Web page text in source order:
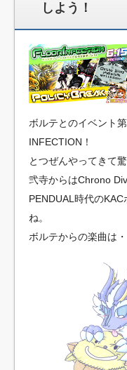
しよう！
ボルテとのイベント
INFECTION！
とつぜんやってきて驚
弐寺からはChrono
PENDUAL時代の
ね。
ボルテからの楽曲は